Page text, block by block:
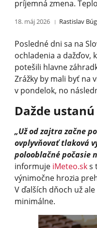
príjemná zmena.
18. máj 2026 Rastislav
Posledné dni sa na
ochladenia a dažďov,
potešili hlavne
Zrážky by mali byť na
v pondelok, no
Dažde ustanú
„Už od zajtra začne
ovplyvňovať tlaková
polooblačné počasie
informuje iMeteo.sks
výnimočne hrozia
V ďalších dňoch už
minimálne.